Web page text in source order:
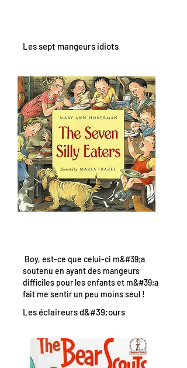
Les sept mangeurs idiots
Boy, est-ce que celui-ci m&#39;a
soutenu en ayant des mangeurs
difficiles pour les enfants et m&#39;a
fait me sentir un peu moins seul !
Les éclaireurs d&#39;ours